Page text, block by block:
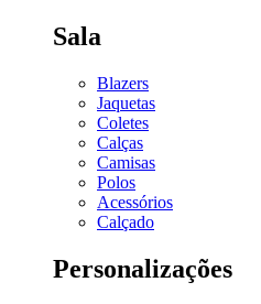
Sala
Blazers
Jaquetas
Coletes
Calças
Camisas
Polos
Acessórios
Calçado
Personalizações